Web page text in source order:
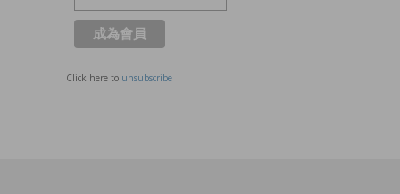
Click here to unsubscribe